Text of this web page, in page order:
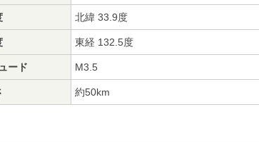
北緯 33.9度
東経 132.5度
ード M3.5
約50km